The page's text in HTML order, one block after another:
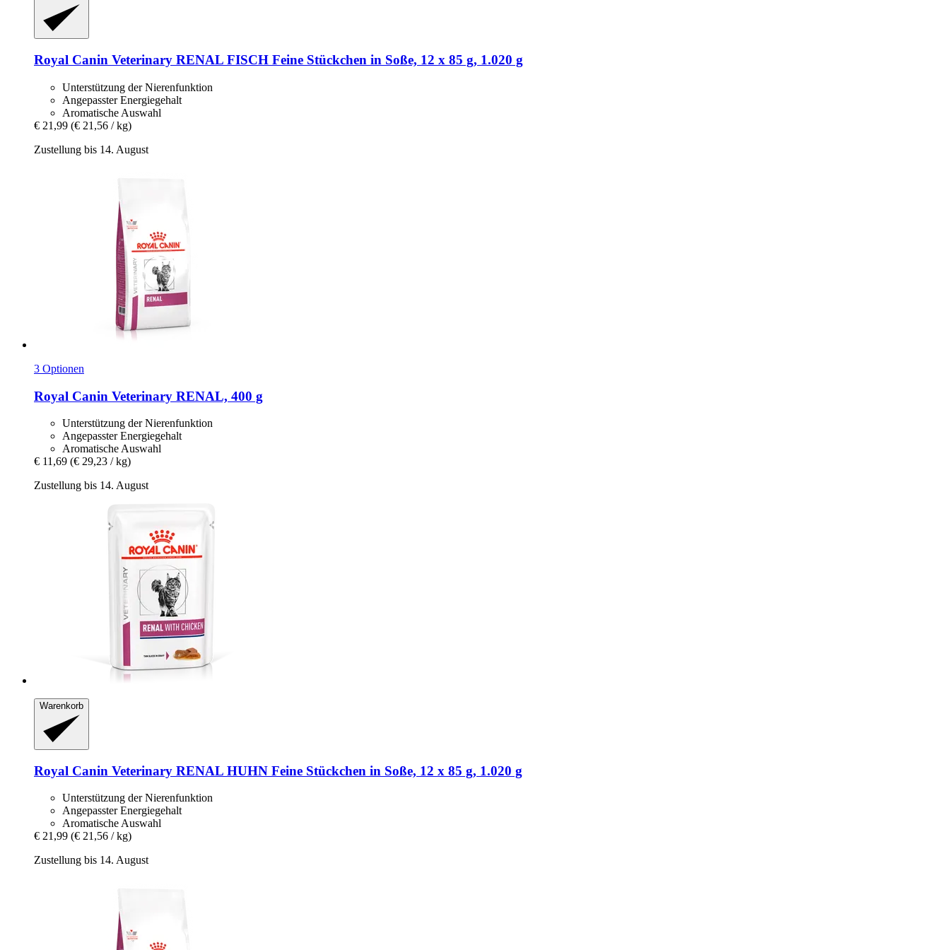
Royal Canin Veterinary RENAL FISCH Feine Stückchen in Soße, 12 x 85 g, 1.020 g
Unterstützung der Nierenfunktion
Angepasster Energiegehalt
Aromatische Auswahl
€ 21,99 (€ 21,56 / kg)
Zustellung bis 14. August
3 Optionen
Royal Canin Veterinary RENAL, 400 g
Unterstützung der Nierenfunktion
Angepasster Energiegehalt
Aromatische Auswahl
€ 11,69 (€ 29,23 / kg)
Zustellung bis 14. August
Warenkorb
Royal Canin Veterinary RENAL HUHN Feine Stückchen in Soße, 12 x 85 g, 1.020 g
Unterstützung der Nierenfunktion
Angepasster Energiegehalt
Aromatische Auswahl
€ 21,99 (€ 21,56 / kg)
Zustellung bis 14. August